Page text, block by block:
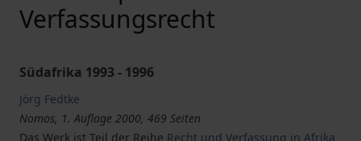
Verfassungsrecht
Südafrika 1993 - 1996
Jörg Fedtke
Nomos, 1. Auflage 2000, 469 Seiten
Das Werk ist Teil der Reihe Recht und Verfassung in Afrika